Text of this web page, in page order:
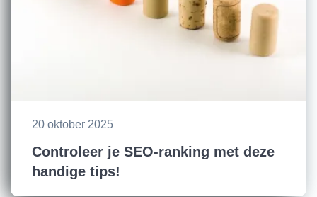
20 oktober 2025
Controleer je SEO-ranking met deze
handige tips!